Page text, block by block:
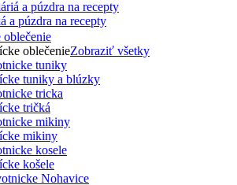
a púzdra na recepty
oblečenieZobraziť všetky
tuniky a blúzky
tričká
mikiny
košele